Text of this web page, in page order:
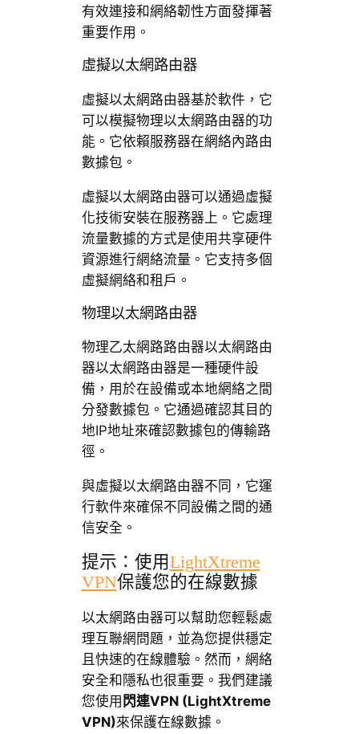
有效連接和網絡韌性方面發揮著
重要作用。
虛擬以太網路由器
虛擬以太網路由器基於軟件，它
可以模擬物理以太網路由器的功
能。它依賴服務器在網絡內路由
數據包。
虛擬以太網路由器可以通過虛擬
化技術安裝在服務器上。它處理
流量數據的方式是使用共享硬件
資源進行網絡流量。它支持多個
虛擬網絡和租戶。
物理以太網路由器
物理乙太網路路由器以太網路由
器以太網路由器是一種硬件設
備，用於在設備或本地網絡之間
分發數據包。它通過確認其目的
地IP地址來確認數據包的傳輸路
徑。
與虛擬以太網路由器不同，它運
行軟件來確保不同設備之間的通
信安全。
提示：使用LightXtreme
VPN保護您的在線數據
以太網路由器可以幫助您輕鬆處
理互聯網問題，並為您提供穩定
且快速的在線體驗。然而，網絡
安全和隱私也很重要。我們建議
您使用 閃連VPN (LightXtreme
VPN)來保護在線數據。